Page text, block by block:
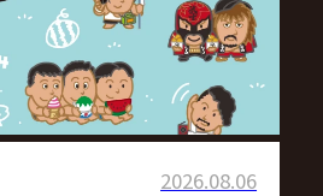
2026.08.06